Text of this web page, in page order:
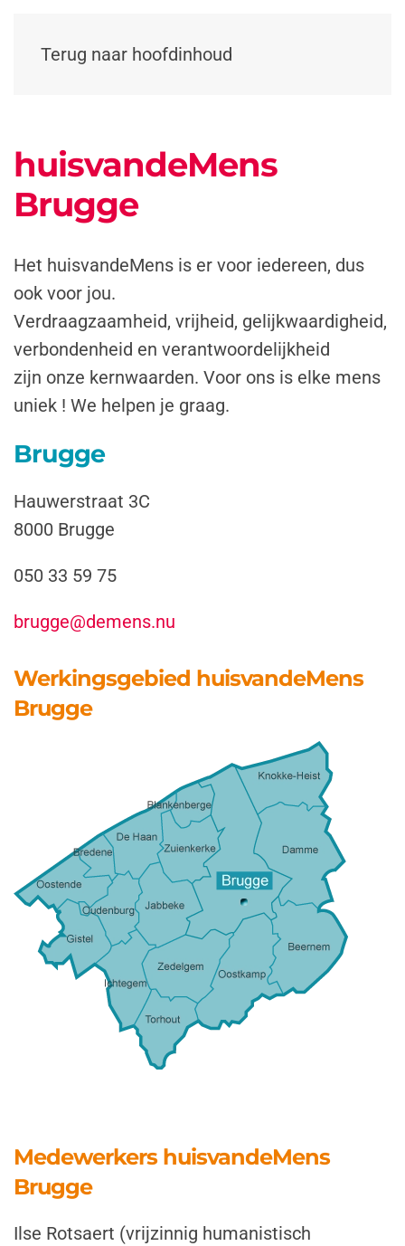
Terug naar hoofdinhoud
huisvandeMens
Brugge
Het huisvandeMens is er voor iedereen, dus
ook voor jou.
Verdraagzaamheid, vrijheid, gelijkwaardigheid,
verbondenheid en verantwoordelijkheid
zijn onze kernwaarden. Voor ons is elke mens
uniek ! We helpen je graag.
Brugge
Hauwerstraat 3C
8000 Brugge
050 33 59 75
brugge@demens.nu
Werkingsgebied huisvandeMens
Brugge
Medewerkers huisvandeMens
Brugge
Ilse Rotsaert (vrijzinnig humanistisch